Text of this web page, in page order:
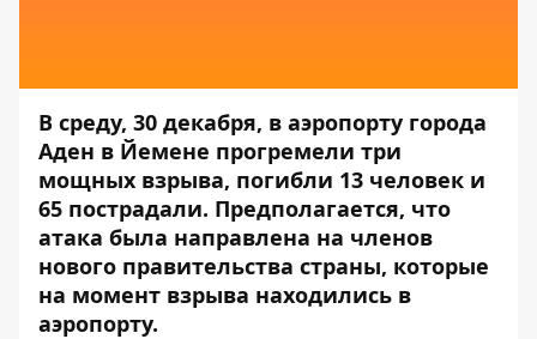
В среду, 30 декабря, в аэропорту города
Аден в Йемене прогремели три
мощных взрыва, погибли 13 человек и
65 пострадали. Предполагается, что
атака была направлена на членов
нового правительства страны, которые
на момент взрыва находились в
аэропорту.